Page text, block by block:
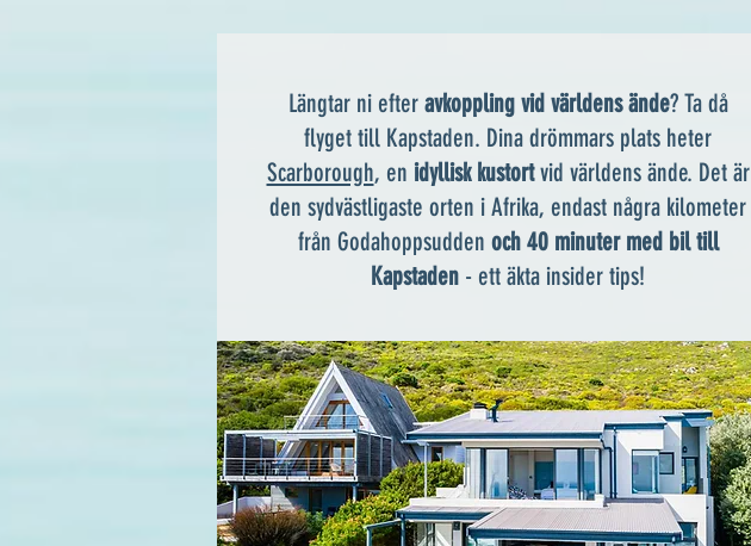
Längtar ni efter avkoppling vid världens ände? Ta då
flyget till Kapstaden. Dina drömmars plats heter
Scarborough, en idyllisk kustortvid världens ände. Det är
den sydvästligaste orten i Afrika, endast några kilometer
från Godahoppsudden och 40 minuter med bil till
Kapstaden - ett äkta insider tips!